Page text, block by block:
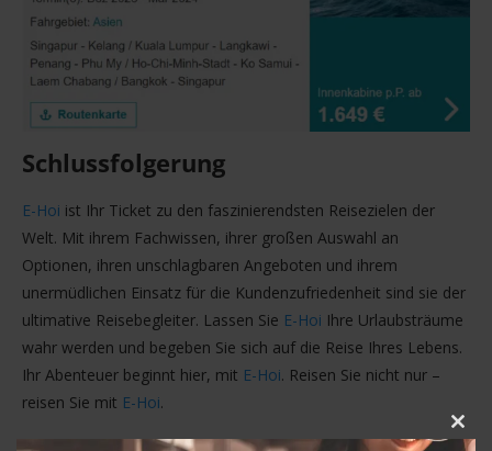
Schlussfolgerung
E-Hoi ist Ihr Ticket zu den faszinierendsten Reisezielen der
Welt. Mit ihrem Fachwissen, ihrer großen Auswahl an
Optionen, ihren unschlagbaren Angeboten und ihrem
unermüdlichen Einsatz für die Kundenzufriedenheit sind sie der
ultimative Reisebegleiter. Lassen Sie E-Hoi Ihre Urlaubsträume
wahr werden und begeben Sie sich auf die Reise Ihres Lebens.
Ihr Abenteuer beginnt hier, mit E-Hoi. Reisen Sie nicht nur –
reisen Sie mit E-Hoi.